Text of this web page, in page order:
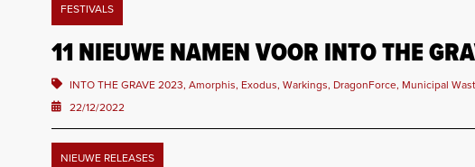
FESTIVALS
11 NIEUWE NAMEN VOOR INTO THE
INTO THE GRAVE 2023, Amorphis, Exodus, Warkings, DragonForce, Municipal
22/12/2022
NIEUWE RELEASES